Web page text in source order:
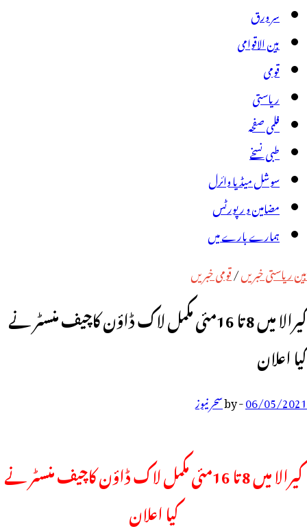
سر ورق
بین الاقوامی
قومی
ریاستی
فلمی صفحہ
طبی نسخے
سوشل میڈیا وائرل
مضامین و رپورٹس
ہمارے بارے میں
بین ریاستی خبریں/قومی خبریں
کیرالا میں 8 تا 16مئی مکمل لاک ڈاؤن کاچیف منسٹر نے
کیا اعلان
06/05/2021
-
byسحر نیوز
کیرالا میں 8 تا 16مئی مکمل لاک ڈاؤن کاچیف منسٹر نے
کیا اعلان